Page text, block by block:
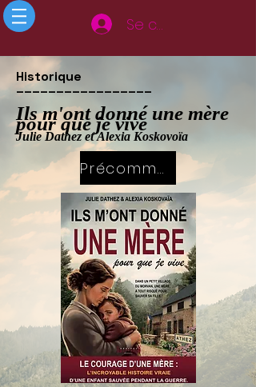
Se connecter
Historique
_________________
Ils m'ont donné une mère
pour que je vive
Julie Dathez et Alexia Koskovoïa
Précommande